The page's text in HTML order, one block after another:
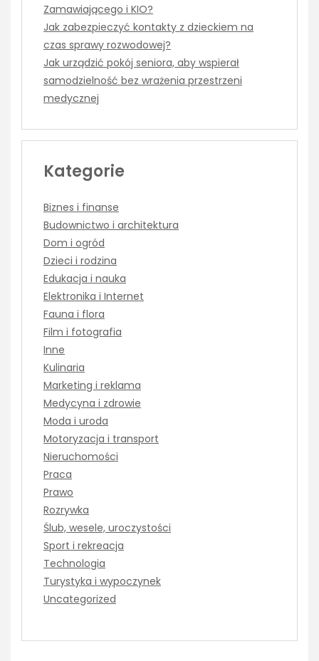
Zamawiającego i KIO?
Jak zabezpieczyć kontakty z dzieckiem na
czas sprawy rozwodowej?
Jak urządzić pokój seniora, aby wspierał
samodzielność bez wrażenia przestrzeni
medycznej
Kategorie
Biznes i finanse
Budownictwo i architektura
Dom i ogród
Dzieci i rodzina
Edukacja i nauka
Elektronika i Internet
Fauna i flora
Film i fotografia
Inne
Kulinaria
Marketing i reklama
Medycyna i zdrowie
Moda i uroda
Motoryzacja i transport
Nieruchomości
Praca
Prawo
Rozrywka
Ślub, wesele, uroczystości
Sport i rekreacja
Technologia
Turystyka i wypoczynek
Uncategorized